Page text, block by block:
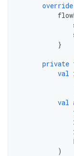
override
}
private
val
val
)